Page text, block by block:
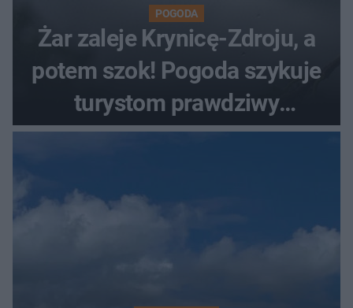
POGODA
Żar zaleje Krynicę-Zdroju, a
potem szok! Pogoda szykuje
turystom prawdziwy
rollercoaster